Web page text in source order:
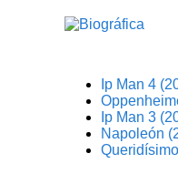
Ip Man 4
Ip Man 3
Napoleón